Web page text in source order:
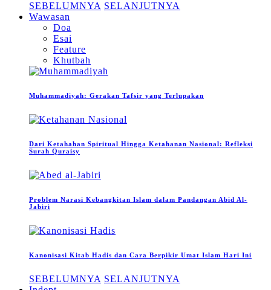
SEBELUMNYA SELANJUTNYA
Wawasan
Doa
Esai
Feature
Khutbah
Muhammadiyah: Gerakan Tafsir yang Terlupakan
Dari Ketahahan Spiritual Hingga Ketahanan Nasional: Refleksi
Surah Quraisy
Problem Narasi Kebangkitan Islam dalam Pandangan Abid Al-
Jabiri
Kanonisasi Kitab Hadis dan Cara Berpikir Umat Islam Hari Ini
SEBELUMNYA SELANJUTNYA